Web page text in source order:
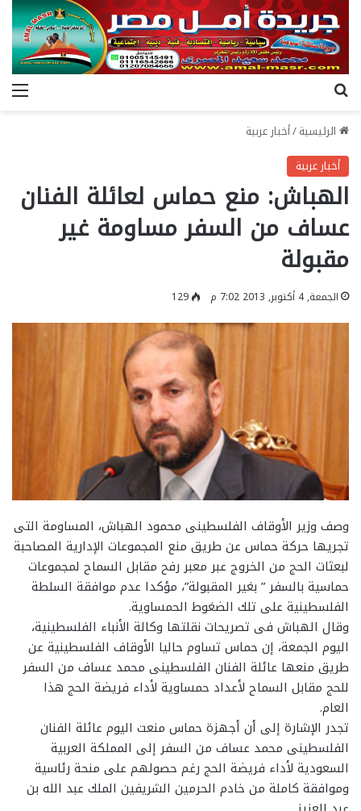
الرئيسية/أخبار عربية
أخبار عربية
الهباش: منع حماس لعائلة الفنان
عساف من السفر مساومة غير
مقبولة
الجمعة, 4 أكتوبر, 2013 7:02 م 129
وصف وزير الأوقاف الفلسطينى محمود الهباش، المساومة التى
تجريها حركة حماس عن طريق منع المجموعات الإدارية المصاحبة
لبعثات الحج من الخروج عبر معبر رفح مقابل السماح لمجموعات
حماسية بالسفر ” بغير المقبولة”، مؤكدا عدم موافقة السلطة
الفلسطينية على تلك الضغوط الحمساوية.
وقال الهباش فى تصريحات نقلتها وكالة الأنباء الفلسطينية،
اليوم الجمعة، إن حماس تساوم حاليا الأوقاف الفلسطينية عن
طريق منعها عائلة الفنان الفلسطينى محمد عساف من السفر
للحج مقابل السماح لأعداد حمساوية لأداء فريضة الحج هذا
العام.
تجدر الإشارة إلى أن أجهزة حماس منعت اليوم عائلة الفنان
الفلسطينى محمد عساف من السفر إلى المملكة العربية
السعودية لأداء فريضة الحج رغم حصولهم على منحة رئاسية
وموافقة كاملة من خادم الحرمين الشريفين الملك عبد الله بن